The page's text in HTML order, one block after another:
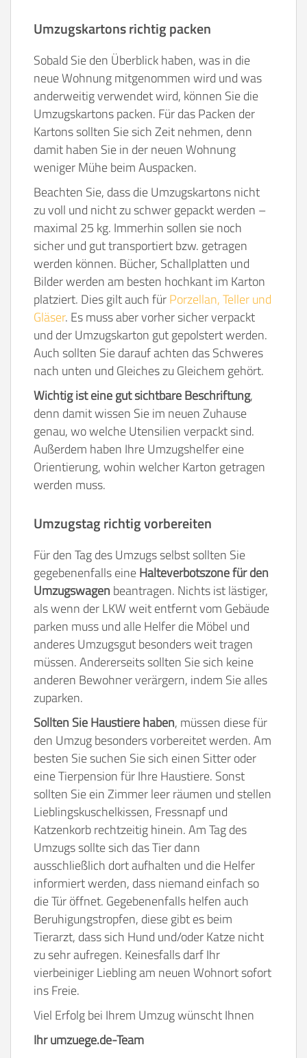
Umzugskartons richtig packen
Sobald Sie den Überblick haben, was in die
neue Wohnung mitgenommen wird und was
anderweitig verwendet wird, können Sie die
Umzugskartons packen. Für das Packen der
Kartons sollten Sie sich Zeit nehmen, denn
damit haben Sie in der neuen Wohnung
weniger Mühe beim Auspacken.
Beachten Sie, dass die Umzugskartons nicht
zu voll und nicht zu schwer gepackt werden –
maximal 25 kg. Immerhin sollen sie noch
sicher und gut transportiert bzw. getragen
werden können. Bücher, Schallplatten und
Bilder werden am besten hochkant im Karton
platziert. Dies gilt auch fürPorzellan, Teller und
Gläser. Es muss aber vorher sicher verpackt
und der Umzugskarton gut gepolstert werden.
Auch sollten Sie darauf achten das Schweres
nach unten und Gleiches zu Gleichem gehört.
Wichtig ist eine gut sichtbare Beschriftung,
denn damit wissen Sie im neuen Zuhause
genau, wo welche Utensilien verpackt sind.
Außerdem haben Ihre Umzugshelfer eine
Orientierung, wohin welcher Karton getragen
werden muss.
Umzugstag richtig vorbereiten
Für den Tag des Umzugs selbst sollten Sie
gegebenenfalls eineHalteverbotszone für den
Umzugswagen beantragen. Nichts ist lästiger,
als wenn der LKW weit entfernt vom Gebäude
parken muss und alle Helfer die Möbel und
anderes Umzugsgut besonders weit tragen
müssen. Andererseits sollten Sie sich keine
anderen Bewohner verärgern, indem Sie alles
zuparken.
Sollten Sie Haustiere haben, müssen diese für
den Umzug besonders vorbereitet werden. Am
besten Sie suchen Sie sich einen Sitter oder
eine Tierpension für Ihre Haustiere. Sonst
sollten Sie ein Zimmer leer räumen und stellen
Lieblingskuschelkissen, Fressnapf und
Katzenkorb rechtzeitig hinein. Am Tag des
Umzugs sollte sich das Tier dann
ausschließlich dort aufhalten und die Helfer
informiert werden, dass niemand einfach so
die Tür öffnet. Gegebenenfalls helfen auch
Beruhigungstropfen, diese gibt es beim
Tierarzt, dass sich Hund und/oder Katze nicht
zu sehr aufregen. Keinesfalls darf Ihr
vierbeiniger Liebling am neuen Wohnort sofort
ins Freie.
Viel Erfolg bei Ihrem Umzug wünscht Ihnen
Ihr umzuege.de-Team